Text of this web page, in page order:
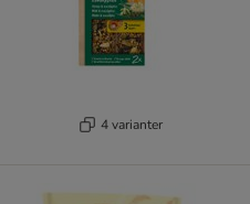
4 varianter